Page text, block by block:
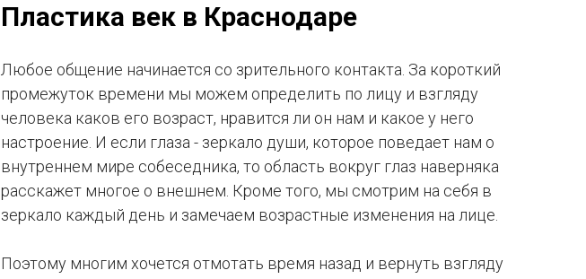
Пластика век в Краснодаре
Любое общение начинается со зрительного контакта. За короткий
промежуток времени мы можем определить по лицу и взгляду
человека каков его возраст, нравится ли он нам и какое у него
настроение. И если глаза - зеркало души, которое поведает нам о
внутреннем мире собеседника, то область вокруг глаз наверняка
расскажет многое о внешнем. Кроме того, мы смотрим на себя в
зеркало каждый день и замечаем возрастные изменения на лице.
Поэтому многим хочется отмотать время назад и вернуть взгляду